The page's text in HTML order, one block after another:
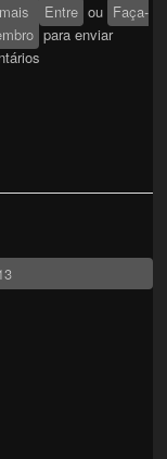
sobre Habiba;
Fruto do Amor...
Entre ou Faça-
para enviar